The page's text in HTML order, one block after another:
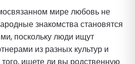
мире любовь не
знакомства становятся
поскольку люди ищут
из разных культур и
ищете ли вы родственную